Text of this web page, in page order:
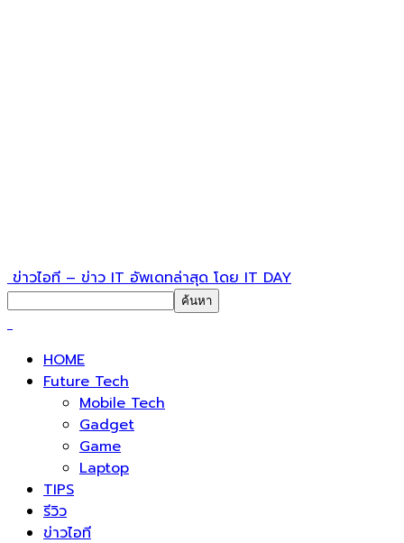
ข่าวไอที – ข่าว IT อัพเดทล่าสุด โดย IT DAY
HOME
Future Tech
Mobile Tech
Gadget
Game
Laptop
TIPS
รีวิว
ข่าวไอที